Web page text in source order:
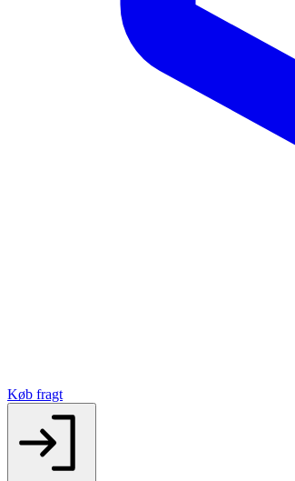
Køb fragt